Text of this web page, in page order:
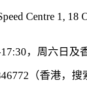
Centre 1, 18
，周六日及
（香港，搜